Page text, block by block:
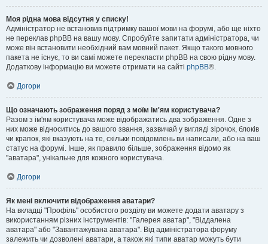
Моя рідна мова відсутня у списку!
Адміністратор не встановив підтримку вашої мови на форумі, або ще ніхто
не переклав phpBB на вашу мову. Спробуйте запитати адміністратора, чи
може він встановити необхідний вам мовний пакет. Якщо такого мовного
пакета не існує, то ви самі можете перекласти phpBB на свою рідну мову.
Додаткову інформацію ви можете отримати на сайті phpBB®.
Догори
Що означають зображення поряд з моїм ім'ям користувача?
Разом з ім'ям користувача може відображатись два зображення. Одне з
них може відноситись до вашого звання, зазвичай у вигляді зірочок, блоків
чи крапок, які вказують на те, скільки повідомлень ви написали, або на ваш
статус на форумі. Інше, як правило більше, зображення відомо як
"аватара", унікальне для кожного користувача.
Догори
Як мені включити відображення аватари?
На вкладці "Профіль" особистого розділу ви можете додати аватару з
використанням різних інструментів: "Галерея аватар", "Віддалена
аватара" або "Завантажувана аватара". Від адміністратора форуму
залежить чи дозволені аватари, а також які типи аватар можуть бути